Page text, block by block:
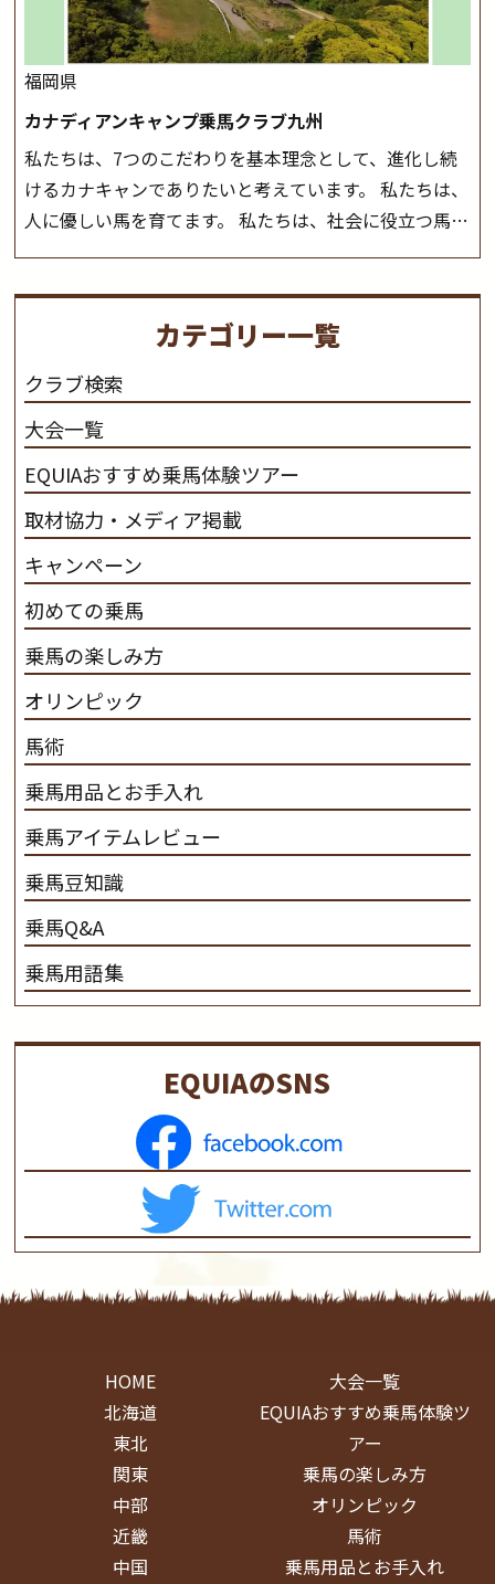
福岡県
カナディアンキャンプ乗馬クラブ九州
私たちは、7つのこだわりを基本理念として、進化し続
けるカナキャンでありたいと考えています。 私たちは、
人に優しい馬を育てます。 私たちは、社会に役立つ馬を
生産します。 私たちは、馬や人々に癒しとなる環境を守
さと魅力を追求します。 私たちは、馬の品種と血統にこ
だわります。 私たちは、乗用馬の質の向上を目指し、生
産･育成･調教を一貫して行います。カナディアンキャ
ンプ乗馬クラブ九州のツアー情報はこちら
カテゴリー一覧
クラブ検索
大会一覧
EQUIAおすすめ乗馬体験ツアー
取材協力・メディア掲載
キャンペーン
初めての乗馬
乗馬の楽しみ方
オリンピック
馬術
乗馬用品とお手入れ
乗馬アイテムレビュー
乗馬豆知識
乗馬Q&A
乗馬用語集
EQUIAのSNS
HOME
北海道
東北
関東
中部
近畿
中国
大会一覧
EQUIAおすすめ乗馬体験ツ
アー
乗馬の楽しみ方
オリンピック
馬術
乗馬用品とお手入れ